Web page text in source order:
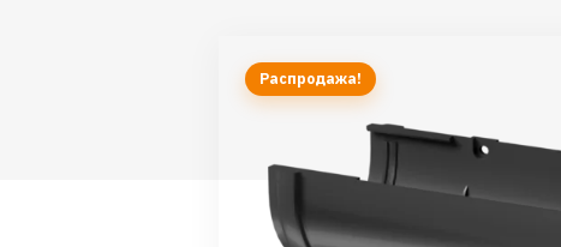
Распродажа!